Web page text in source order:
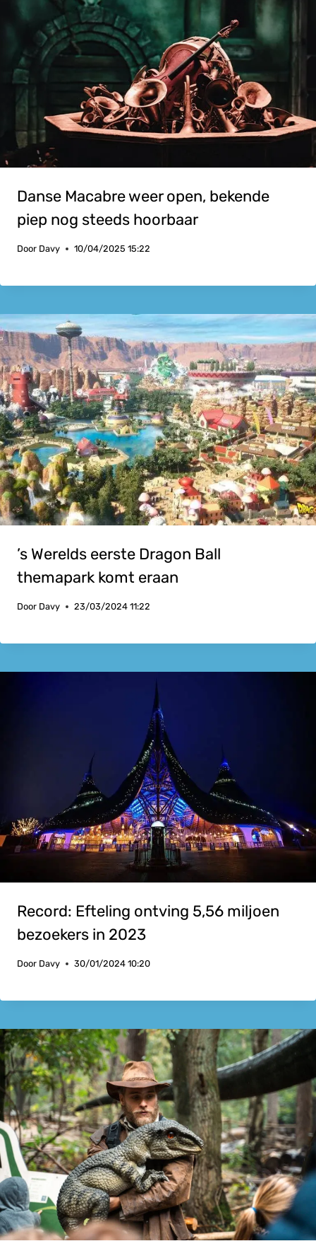
Danse Macabre weer open, bekende
piep nog steeds hoorbaar
Door Davy 10/04/2025 15:22
’s Werelds eerste Dragon Ball
themapark komt eraan
Door Davy 23/03/2024 11:22
Record: Efteling ontving 5,56 miljoen
bezoekers in 2023
Door Davy 30/01/2024 10:20